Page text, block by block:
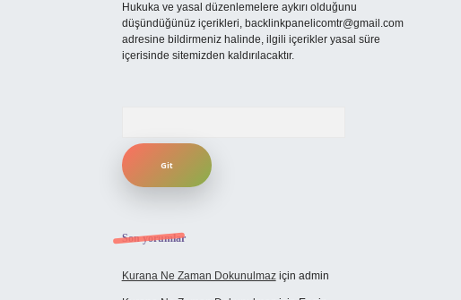
Hukuka ve yasal düzenlemelere aykırı olduğunu
düşündüğünüz içerikleri, backlinkpanelicomtr@gmail.com
adresine bildirmeniz halinde, ilgili içerikler yasal süre
içerisinde sitemizden kaldırılacaktır.
Son yorumlar
Kurana Ne Zaman Dokunulmaziçin admin